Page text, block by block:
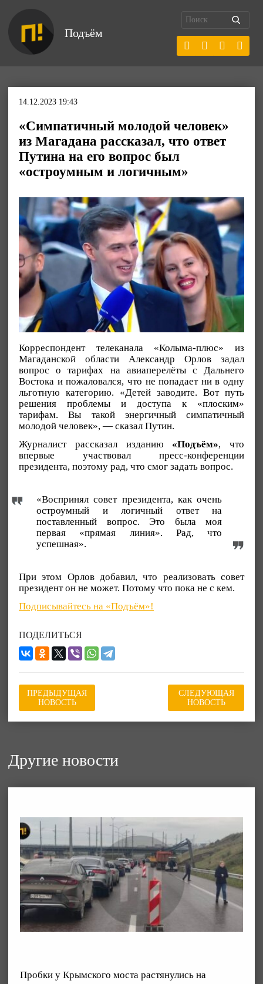
Подъём
14.12.2023 19:43
«Симпатичный молодой человек»
из Магадана рассказал, что ответ
Путина на его вопрос был
«остроумным и логичным»
Корреспондент телеканала «Колыма-плюс» из
Магаданской области Александр Орлов задал
вопрос о тарифах на авиаперелёты с Дальнего
Востока и пожаловался, что не попадает ни в одну
льготную категорию. «Детей заводите. Вот путь
решения проблемы и доступа к «плоским»
тарифам. Вы такой энергичный симпатичный
молодой человек», — сказал Путин.
Журналист рассказал изданию «Подъём», что
впервые участвовал пресс-конференции
президента, поэтому рад, что смог задать вопрос.
«Воспринял совет президента, как очень
остроумный и логичный ответ на
поставленный вопрос. Это была моя
первая «прямая линия». Рад, что
успешная».
При этом Орлов добавил, что реализовать совет
президент он не может. Потому что пока не с кем.
Подписывайтесь на «Подъём»!
ПОДЕЛИТЬСЯ
ПРЕДЫДУЩАЯ
НОВОСТЬ
СЛЕДУЮЩАЯ
НОВОСТЬ
Другие новости
Пробки у Крымского моста растянулись на